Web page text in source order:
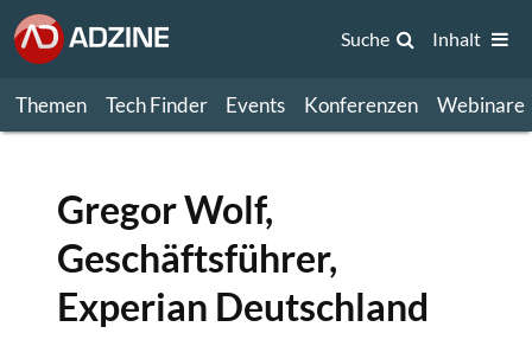
Themen Tech Finder Events Konferenzen Webinare
Suche Inhalt
Gregor Wolf,
Geschäftsführer,
Experian Deutschland